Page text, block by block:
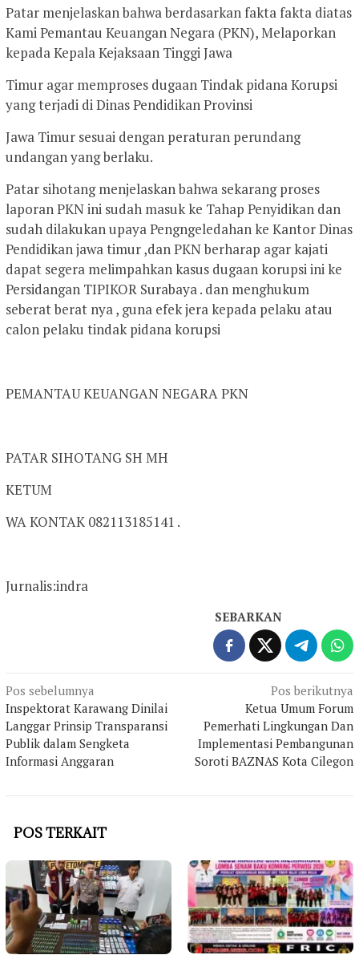
Patar menjelaskan bahwa berdasarkan fakta fakta diatas
Kami Pemantau Keuangan Negara (PKN), Melaporkan
kepada Kepala Kejaksaan Tinggi Jawa
Timur agar memproses dugaan Tindak pidana Korupsi
yang terjadi di Dinas Pendidikan Provinsi
Jawa Timur sesuai dengan peraturan perundang
undangan yang berlaku.
Patar sihotang menjelaskan bahwa sekarang proses
laporan PKN ini sudah masuk ke Tahap Penyidikan dan
sudah dilakukan upaya Pengngeledahan ke Kantor Dinas
Pendidikan jawa timur ,dan PKN berharap agar kajati
dapat segera melimpahkan kasus dugaan korupsi ini ke
Persidangan TIPIKOR Surabaya . dan menghukum
seberat berat nya , guna efek jera kepada pelaku atau
calon pelaku tindak pidana korupsi
PEMANTAU KEUANGAN NEGARA PKN
PATAR SIHOTANG SH MH
KETUM
WA KONTAK 082113185141 .
Jurnalis:indra
SEBARKAN
Navigasi
pos
Pos sebelumnya
Inspektorat Karawang Dinilai
Langgar Prinsip Transparansi
Publik dalam Sengketa
Informasi Anggaran
Pos berikutnya
Ketua Umum Forum
Pemerhati Lingkungan Dan
Implementasi Pembangunan
Soroti BAZNAS Kota Cilegon
POS TERKAIT